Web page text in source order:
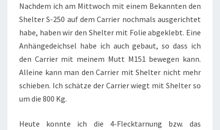
MERDC
TARNSCHEMA
Nachdem ich am Mittwoch mit einem Bekannten den
Shelter S-250 auf dem Carrier nochmals ausgerichtet
habe, haben wir den Shelter mit Folie abgeklebt. Eine
Anhängedeichsel habe ich auch gebaut, so dass ich
den Carrier mit meinem Mutt M151 bewegen kann.
Alleine kann man den Carrier mit Shelter nicht mehr
schieben. Ich schätze der Carrier wiegt mit Shelter so
um die 800 Kg.
Heute konnte ich die 4-Flecktarnung bzw. das